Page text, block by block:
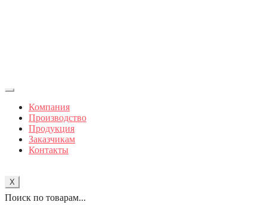
Компания
Производство
Продукция
Заказчикам
Контакты
X
Поиск по товарам...